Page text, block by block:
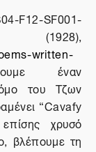
F12-SF001-
written-
έναν
του Τζων
“Cavafy
χρυσό
βλέπουμε τη